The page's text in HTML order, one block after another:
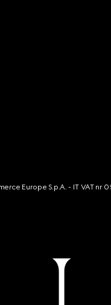
Europe S.p.A. - IT VAT